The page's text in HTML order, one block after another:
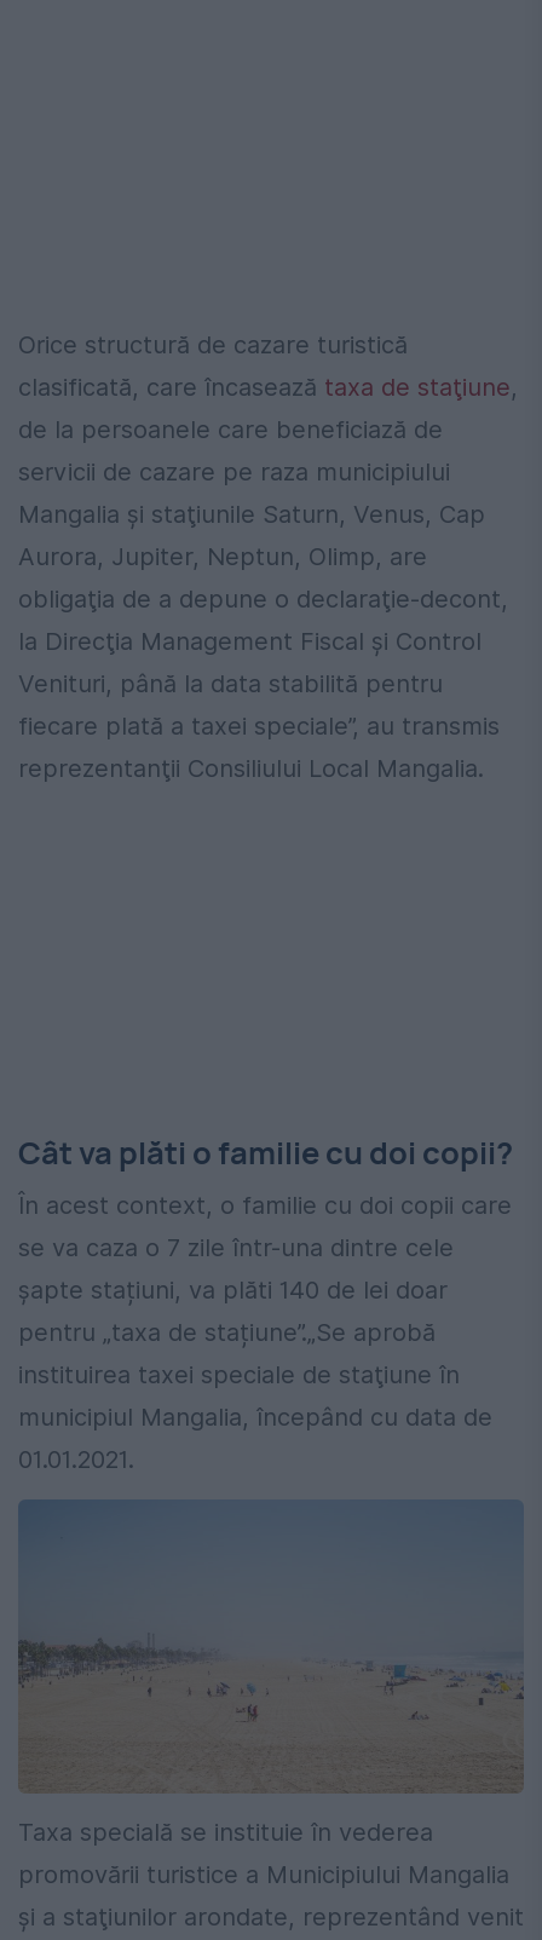
Orice structură de cazare turistică
clasificată, care încasează taxa de staţiune,
de la persoanele care beneficiază de
servicii de cazare pe raza municipiului
Mangalia şi staţiunile Saturn, Venus, Cap
Aurora, Jupiter, Neptun, Olimp, are
obligaţia de a depune o declaraţie-decont,
la Direcţia Management Fiscal şi Control
Venituri, până la data stabilită pentru
fiecare plată a taxei speciale”, au transmis
reprezentanţii Consiliului Local Mangalia.
Cât va plăti o familie cu doi copii?
În acest context, o familie cu doi copii care
se va caza o 7 zile într-una dintre cele
șapte stațiuni, va plăti 140 de lei doar
pentru „taxa de stațiune”.„Se aprobă
instituirea taxei speciale de staţiune în
municipiul Mangalia, începând cu data de
01.01.2021.
Taxa specială se instituie în vederea
promovării turistice a Municipiului Mangalia
şi a staţiunilor arondate, reprezentând venit